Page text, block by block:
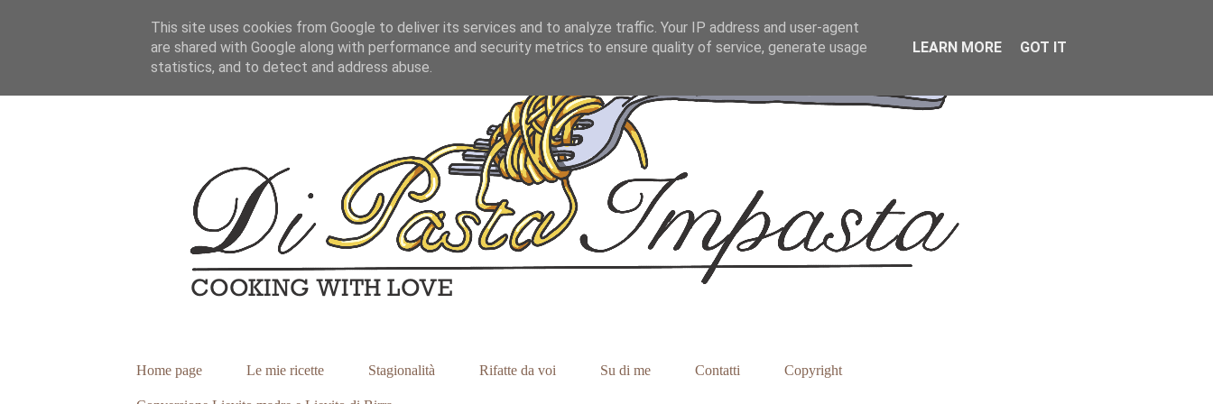
Home page Le mie ricette Stagionalità Rifatte da voi Su di me Contatti Copyright
This site uses cookies from Google to deliver its services and to analyze traffic. Your IP address and user-agent
are shared with Google along with performance and security metrics to ensure quality of service, generate usage
statistics, and to detect and address abuse.
LEARN MORE GOT IT